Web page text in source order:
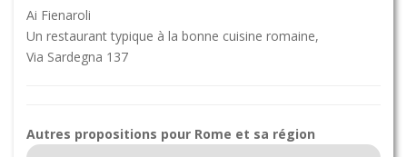
Ai Fienaroli
Un restaurant typique à la bonne cuisine romaine,
Via Sardegna 137
Autres propositions pour Rome et sa région